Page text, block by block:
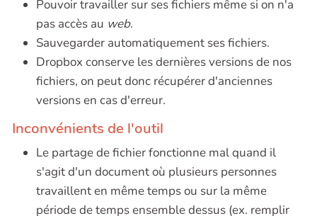
Pouvoir travailler sur ses fichiers même si on n'a
pas accès au web.
Sauvegarder automatiquement ses fichiers.
Dropbox conserve les dernières versions de nos
fichiers, on peut donc récupérer d'anciennes
versions en cas d'erreur.
Inconvénients de l'outil
Le partage de fichier fonctionne mal quand il
s'agit d'un document où plusieurs personnes
travaillent en même temps ou sur la même
période de temps ensemble dessus (ex. remplir